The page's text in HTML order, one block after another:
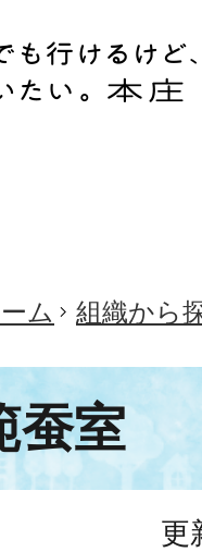
ム 組織から
蚕室
更